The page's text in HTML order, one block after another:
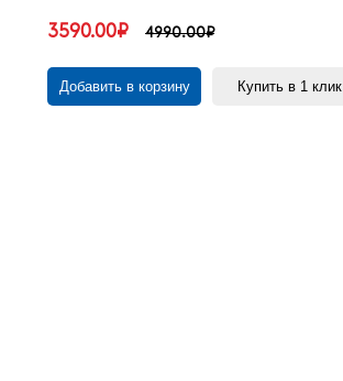
3590.00₽ 4990.00₽
Добавить в корзину Купить в 1 клик